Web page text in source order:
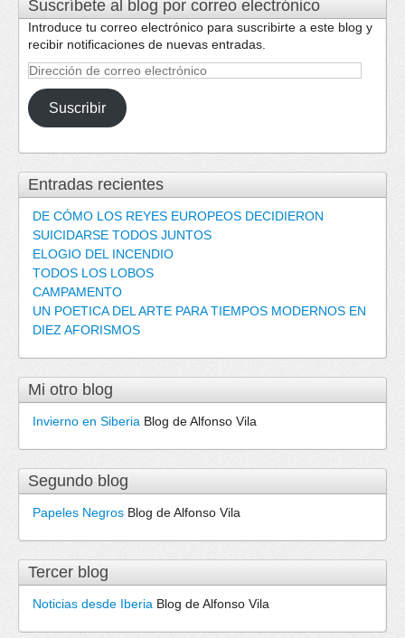
Suscríbete al blog por correo electrónico
Introduce tu correo electrónico para suscribirte a este blog y
recibir notificaciones de nuevas entradas.
Dirección
correo
electrónico
Suscribir
Entradas recientes
DE CÓMO LOS REYES EUROPEOS DECIDIERON
SUICIDARSE TODOS JUNTOS
ELOGIO DEL INCENDIO
TODOS LOS LOBOS
CAMPAMENTO
UN POETICA DEL ARTE PARA TIEMPOS MODERNOS EN
DIEZ AFORISMOS
Mi otro blog
Invierno en Siberia Blog de Alfonso Vila
Segundo blog
Papeles Negros Blog de Alfonso Vila
Tercer blog
Noticias desde Iberia Blog de Alfonso Vila